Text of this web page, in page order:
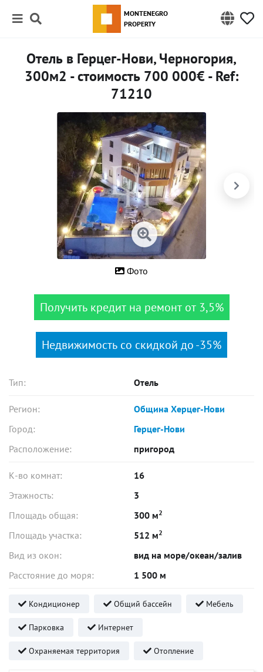
MONTENEGRO
PROPERTY
Отель в Герцег-Нови, Черногория,
300м2 - стоимость 700 000€ - Ref:
71210
Фото
Получить кредит на ремонт от 3,5%
Недвижимость со скидкой до -35%
Тип: Отель
Регион:
Община Херцег-Нови
Город:
Герцег-Нови
Расположение:
пригород
К-во комнат:
16
Этажность:
3
Площадь общая:
300 м2
Площадь участка: 512 м2
Вид из окон:
вид на море/океан/залив
Расстояние до моря:
1 500 м
Кондиционер Общий бассейн Мебель
Парковка Интернет
Охраняемая территория Отопление